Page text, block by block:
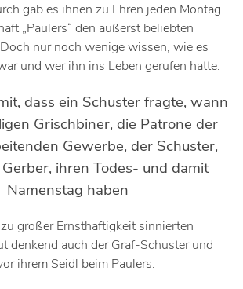
gab es ihnen zu Ehren jeden Montag
„Paulers“ den äußerst beliebten
nur noch wenige wissen, wie es
und wer ihn ins Leben gerufen hatte.
dass ein Schuster fragte, wann
Grischbiner, die Patrone der
Gewerbe, der Schuster,
ihren Todes- und damit
Namenstag haben
großer Ernsthaftigkeit sinnierten
denkend auch der Graf-Schuster und
ihrem Seidl beim Paulers.